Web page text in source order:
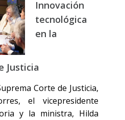
Innovación
tecnológica
en la
Justicia
Corte de Justicia,
el vicepresidente
y la ministra, Hilda